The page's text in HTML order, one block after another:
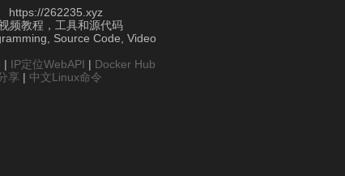
https://262235.xyz
频教程，工具和源代码
Source Code, Video
| IP定位WebAPI | Docker Hub
享 | 中文Linux命令